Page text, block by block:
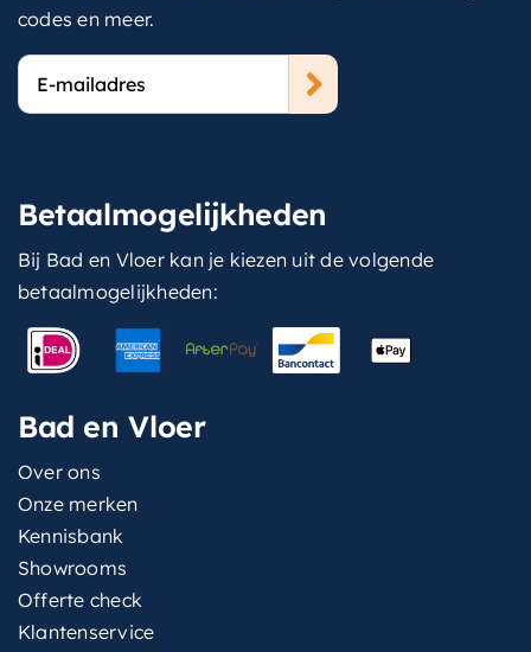
codes en meer.
E-
mailadres
Betaalmogelijkheden
Bij Bad en Vloer kan je kiezen uit de volgende
betaalmogelijkheden:
Bad en Vloer
Over ons
Onze merken
Kennisbank
Showrooms
Offerte check
Klantenservice